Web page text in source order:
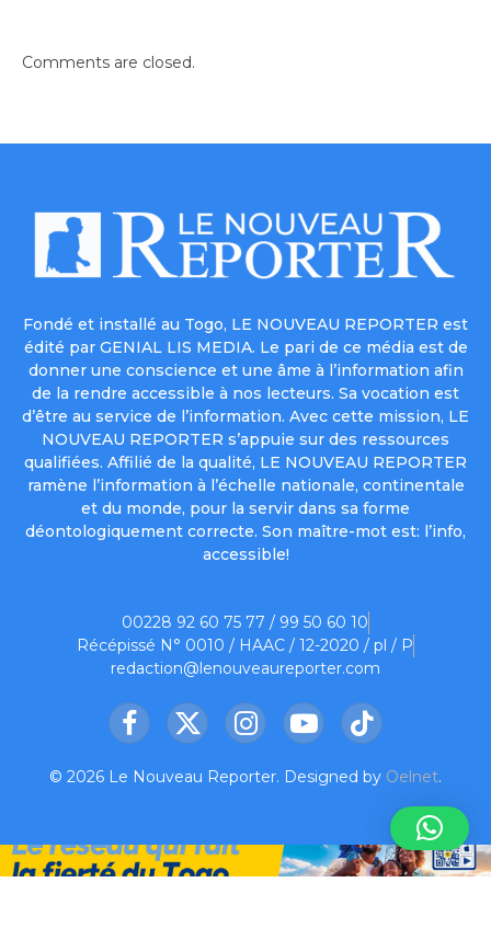
Comments are closed.
Fondé et installé au Togo, LE NOUVEAU REPORTER est
édité par GENIAL LIS MEDIA. Le pari de ce média est de
donner une conscience et une âme à l’information afin
de la rendre accessible à nos lecteurs. Sa vocation est
d’être au service de l’information. Avec cette mission, LE
NOUVEAU REPORTER s’appuie sur des ressources
qualifiées. Affilié de la qualité, LE NOUVEAU REPORTER
ramène l’information à l’échelle nationale, continentale
et du monde, pour la servir dans sa forme
déontologiquement correcte. Son maître-mot est: l’info,
accessible!
00228 92 60 75 77 / 99 50 60 10
Récépissé N° 0010 / HAAC / 12-2020 / pl / P
redaction@lenouveaureporter.com
Facebook
X
InstagramYouTubeTikTok
© 2026 Le Nouveau Reporter. Designed by Oelnet.